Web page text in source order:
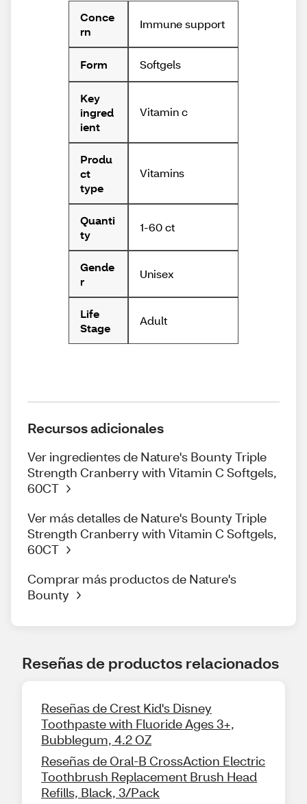
Conce
rn
Immune support
Form Softgels
Key
ingred
ient
Vitamin c
Produ
ct
type
Vitamins
Quanti
ty
1-60 ct
Gende
r
Unisex
Life
Stage
Adult
Recursos adicionales
Ver ingredientes de Nature's Bounty Triple
Strength Cranberry with Vitamin C Softgels,
60CT
Ver más detalles de Nature's Bounty Triple
Strength Cranberry with Vitamin C Softgels,
60CT
Comprar más productos de Nature's
Bounty
Reseñas de productos relacionados
Reseñas de Crest Kid's Disney
Toothpaste with Fluoride Ages 3+,
Bubblegum, 4.2 OZ
Reseñas de Oral-B CrossAction Electric
Toothbrush Replacement Brush Head
Refills, Black, 3/Pack